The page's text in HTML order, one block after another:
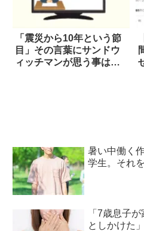
「震災から10年という節
目」その言葉にサンドウ
ィッチマンが思う事は…
暑い中働く
学生。それ
「7歳息子
としかけた